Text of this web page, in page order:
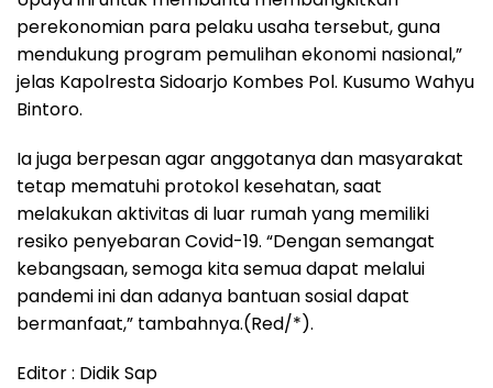
perekonomian para pelaku usaha tersebut, guna
mendukung program pemulihan ekonomi nasional,”
jelas Kapolresta Sidoarjo Kombes Pol. Kusumo Wahyu
Bintoro.
Ia juga berpesan agar anggotanya dan masyarakat
tetap mematuhi protokol kesehatan, saat
melakukan aktivitas di luar rumah yang memiliki
resiko penyebaran Covid-19. “Dengan semangat
kebangsaan, semoga kita semua dapat melalui
pandemi ini dan adanya bantuan sosial dapat
bermanfaat,” tambahnya.(Red/*).
Editor : Didik Sap